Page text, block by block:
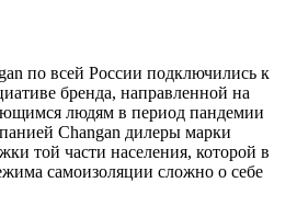
по всей России подключились к
бренда, направленной на
людям в период пандемии
Changan дилеры марки
той части населения, которой в
самоизоляции сложно о себе